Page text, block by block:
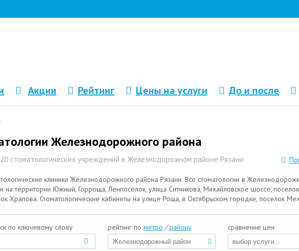
Акции Рейтинг Цены на услуги До и после
›
Железнодорожного района
стоматологических учреждений в Железнодорожном районе Рязани
клиники Железнодорожного района Рязани. Все стоматологии в
на территории Южный, Горроща, Ленпоселок, улица Ситникова, Михайловское шоссе,
Храпова. Стоматологические кабинеты на улице Роща, в Октябрьском городке, поселок
по ключевому слову рейтинг по метро / району сравнение цен